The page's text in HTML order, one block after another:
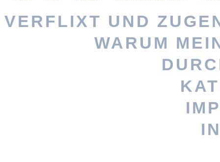
VERFLIXT UND
Vernähte
WARUM
persönlicheres Geschenk?
Stöbere nach